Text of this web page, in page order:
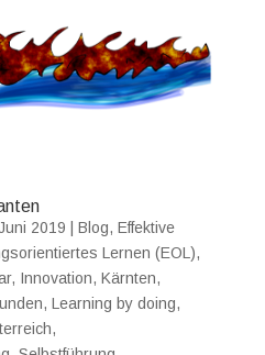
2019 Blog, Effektive
Lernen (EOL),
, Innovation, Kärnten,
, Learning by doing,
,